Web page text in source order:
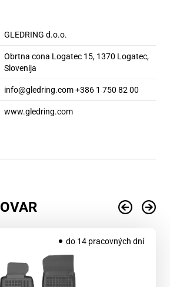
GLEDRING d.o.o.
Obrtna cona Logatec 15, 1370 Logatec,
Slovenija
info@gledring.com +386 1 750 82 00
www.gledring.com
do 14 pracovných dní